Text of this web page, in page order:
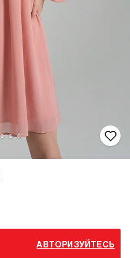
АВТОРИЗУЙТЕСЬ